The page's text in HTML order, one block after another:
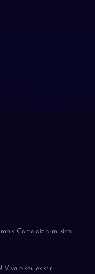
Como diz a musica:
Viva o seu existir!